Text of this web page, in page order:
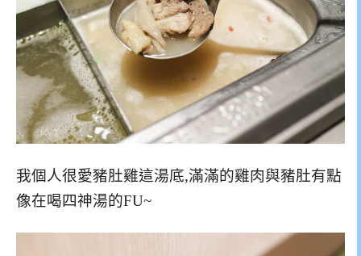
我個人很愛豬肚雞這湯底,滿滿的雞肉與豬肚有點
像在喝四神湯的FU~